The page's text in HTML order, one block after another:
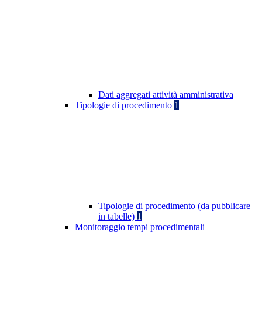
Dati aggregati attività amministrativa
Tipologie di procedimento 1
Tipologie di procedimento (da pubblicare
in tabelle) 1
Monitoraggio tempi procedimentali